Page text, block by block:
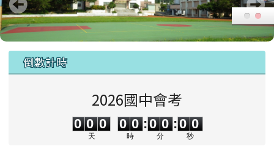
上中區域內容
倒數計時
2026國中會考
0
0
0
0
0
天
0
0
0
0
時
:
0
0
0
0
分
:0 0
秒
頁尾區域